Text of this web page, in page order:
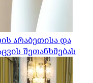
არაბეთისა და
შეთანხმებას